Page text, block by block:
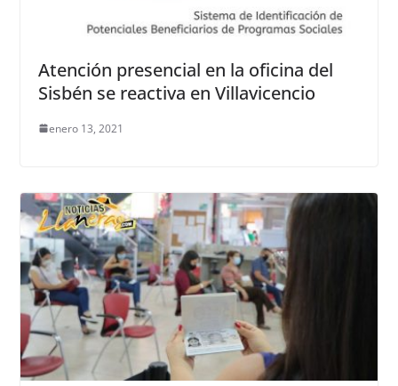
Atención presencial en la oficina del
Sisbén se reactiva en Villavicencio
enero 13, 2021